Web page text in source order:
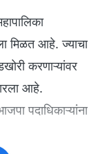
मिळत आहे. ज्याचा
करणाऱ्यांवर
आहे.
पदाधिकाऱ्यांना